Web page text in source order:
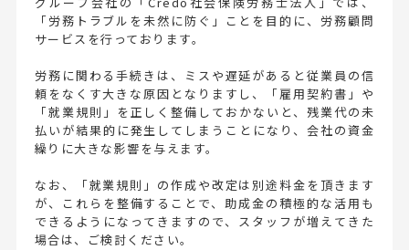
「労務トラブルを未然に防ぐ」ことを目的に、労務顧問
サービスを行っております。
労務に関わる手続きは、ミスや遅延があると従業員の信
頼をなくす大きな原因となりますし、「雇用契約書」や
「就業規則」を正しく整備しておかないと、残業代の未
払いが結果的に発生してしまうことになり、会社の資金
繰りに大きな影響を与えます。
なお、「就業規則」の作成や改定は別途料金を頂きます
が、これらを整備することで、助成金の積極的な活用も
できるようになってきますので、スタッフが増えてきた
場合は、ご検討ください。